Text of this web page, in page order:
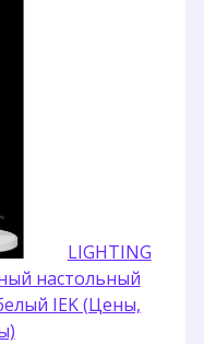
LIGHTING
настольный
IEK (Цены,